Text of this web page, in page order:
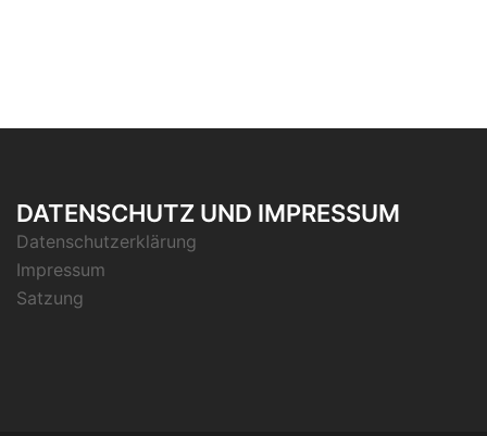
DATENSCHUTZ UND IMPRESSUM
Datenschutzerklärung
Impressum
Satzung